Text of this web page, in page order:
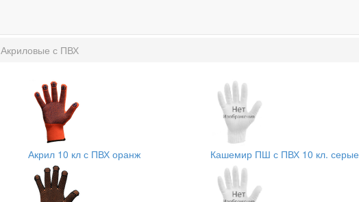
Акриловые с ПВХ
Акрил 10 кл с ПВХ оранж Кашемир ПШ с ПВХ 10 кл. серые